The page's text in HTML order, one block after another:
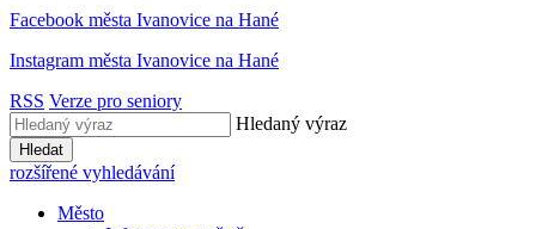
Facebook města Ivanovice na Hané
Instagram města Ivanovice na Hané
RSS Verze pro seniory
Hledaný výraz
Hledat
rozšířené vyhledávání
Město